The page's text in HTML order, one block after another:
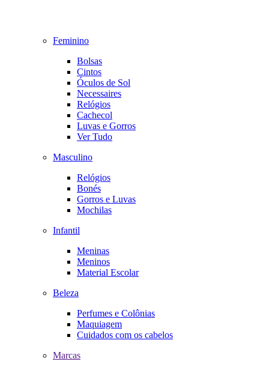
Feminino
Bolsas
Cintos
Óculos de Sol
Necessaires
Relógios
Cachecol
Luvas e Gorros
Ver Tudo
Masculino
Relógios
Bonés
Gorros e Luvas
Mochilas
Infantil
Meninas
Meninos
Material Escolar
Beleza
Perfumes e Colônias
Maquiagem
Cuidados com os cabelos
Marcas